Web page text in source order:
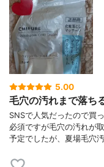
5.00
毛穴の汚れまで落ち
SNSで人気だったので買
必須ですが毛穴の汚れが
予定でしたが、夏場毛穴